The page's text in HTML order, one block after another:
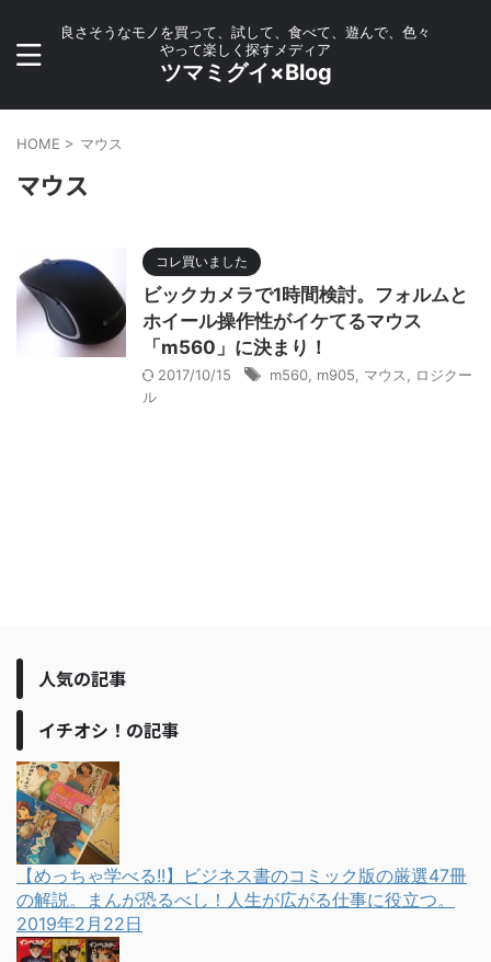
良さそうなモノを買って、試して、食べて、遊んで、色々
やって楽しく探すメディア
ツマミグイ×Blog
HOME > マウス
マウス
コレ買いました
ビックカメラで1時間検討。フォルムと
ホイール操作性がイケてるマウス
「m560」に決まり！
2017/10/15 m560 m905 マウス
ロジクー
ル
人気の記事
イチオシ！の記事
【めっちゃ学べる!!】ビジネス書のコミック版の厳選47冊
の解説。まんが恐るべし！人生が広がる仕事に役立つ。
2019年2月22日